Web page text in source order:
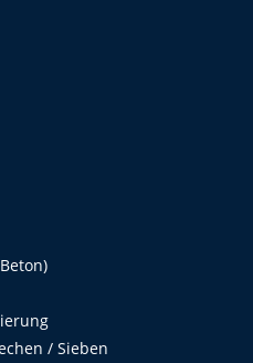
/ Sieben